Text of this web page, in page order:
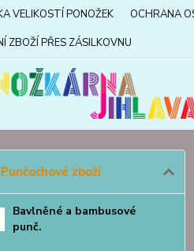
VELIKOSTÍ PONOŽEK OCHRANA
ZBOŽÍ PŘES ZÁSILKOVNU
Punčochové zboží
Bavlněné a bambusové
punč.